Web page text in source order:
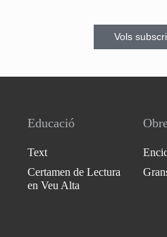
Vols
Educació
Text
Certamen de Lectura
en Veu Alta